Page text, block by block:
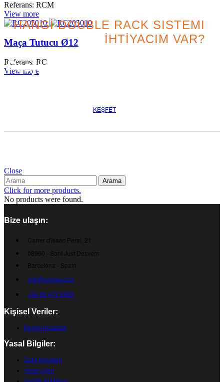
Referans: RCM
View more
Maça Tutucu Ø12
Referans: RC
View more
HANGİ DOUBLE RACK SISTEMI
İHTİYACIM VAR?
Projeniz için en iyi seçeneği
KEŞFET
Close
Arama
Click for more products.
No products were found.
Bize ulaşın:
Carrer d'Isaac Peral, 21
08960 - Sant Just Desvern
Barcelona - Spain
info@cumsa.com
+34 93 473 2552
Kişisel Veriler:
Benim hesabım
Yasal Bilgiler:
Satış koşulları
Yasal uyarı